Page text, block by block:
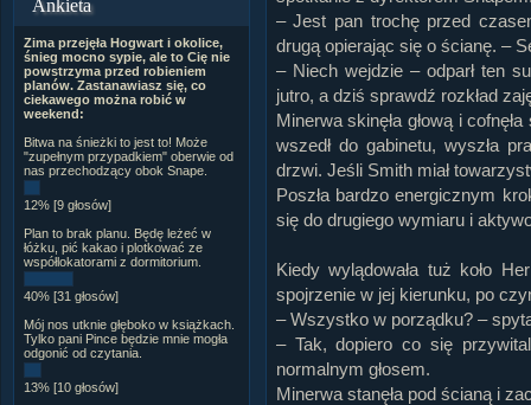
Ankieta
Zima przejęła Hogwart i okolice,
śnieg mocno sypie, ale to Cię nie
powstrzyma przed robieniem
planów. Zastanawiasz się, co
ciekawego można robić w
weekend:
Bitwa na śnieżki to jest to! Może
"zupełnym przypadkiem" oberwie od
nas przechodzący obok Snape.
12% [9 głosów]
Plan to brak planu. Będę leżeć w
łóżku, pić kakao i plotkować ze
współlokatorami z dormitorium.
40% [31 głosów]
Mój nos utknie głęboko w książkach.
Tylko pani Pince będzie mnie mogła
odgonić od czytania.
13% [10 głosów]
– Jest pan trochę przed
drugą opierając się o ścianę. –
– Niech wejdzie – odparł ten
jutro, a dziś sprawdź rozkład
Minerwa skinęła głową i
wszedł do gabinetu, wyszła
drzwi. Jeśli Smith miał
Poszła bardzo energicznym
się do drugiego wymiaru i
Kiedy wylądowała tuż koło
spojrzenie w jej kierunku, po
– Wszystko w porządku? –
– Tak, dopiero co się
normalnym głosem.
Minerwa stanęła pod ścianą i